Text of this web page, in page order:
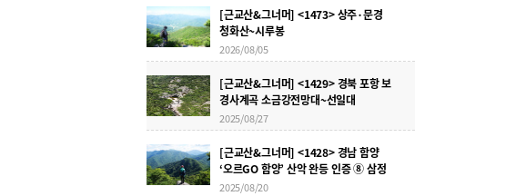
[근교산&그너머] <1473> 상주·문경
청화산~시루봉
2026/08/05
[근교산&그너머] <1429> 경북 포항 보
경사계곡 소금강전망대~선일대
2025/08/27
[근교산&그너머] <1428> 경남 함양
‘오르GO 함양’ 산악 완등 인증 ⑧ 삼정
산
2025/08/20